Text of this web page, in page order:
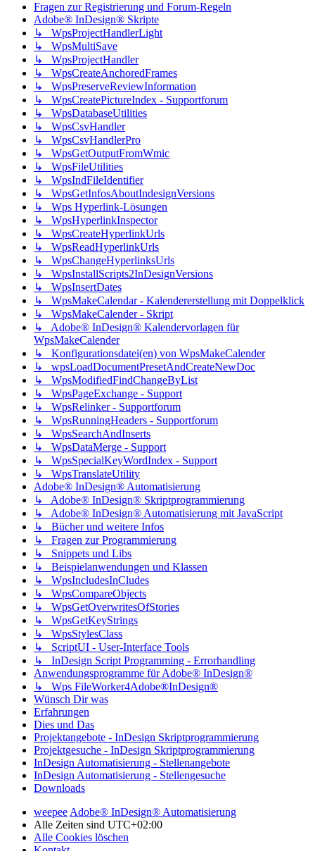
Fragen zur Registrierung und Forum-Regeln
Adobe® InDesign® Skripte
↳ WpsProjectHandlerLight
↳ WpsMultiSave
↳ WpsProjectHandler
↳ WpsCreateAnchoredFrames
↳ WpsPreserveReviewInformation
↳ WpsCreatePictureIndex - Supportforum
↳ WpsDatabaseUtilities
↳ WpsCsvHandler
↳ WpsCsvHandlerPro
↳ WpsGetOutputFromWmic
↳ WpsFileUtilities
↳ WpsIndFileIdentifier
↳ WpsGetInfosAboutIndesignVersions
↳ Wps Hyperlink-Lösungen
↳ WpsHyperlinkInspector
↳ WpsCreateHyperlinkUrls
↳ WpsReadHyperlinkUrls
↳ WpsChangeHyperlinksUrls
↳ WpsInstallScripts2InDesignVersions
↳ WpsInsertDates
↳ WpsMakeCalendar - Kalendererstellung mit Doppelklick
↳ WpsMakeCalender - Skript
↳ Adobe® InDesign® Kalendervorlagen für
WpsMakeCalender
↳ Konfigurationsdatei(en) von WpsMakeCalender
↳ wpsLoadDocumentPresetAndCreateNewDoc
↳ WpsModifiedFindChangeByList
↳ WpsPageExchange - Support
↳ WpsRelinker - Supportforum
↳ WpsRunningHeaders - Supportforum
↳ WpsSearchAndInserts
↳ WpsDataMerge - Support
↳ WpsSpecialKeyWordIndex - Support
↳ WpsTranslateUtility
Adobe® InDesign® Automatisierung
↳ Adobe® InDesign® Skriptprogrammierung
↳ Adobe® InDesign® Automatisierung mit JavaScript
↳ Bücher und weitere Infos
↳ Fragen zur Programmierung
↳ Snippets und Libs
↳ Beispielanwendungen und Klassen
↳ WpsIncludesInCludes
↳ WpsCompareObjects
↳ WpsGetOverwritesOfStories
↳ WpsGetKeyStrings
↳ WpsStylesClass
↳ ScriptUI - User-Interface Tools
↳ InDesign Script Programming - Errorhandling
Anwendungsprogramme für Adobe® InDesign®
↳ Wps FileWorker4Adobe®InDesign®
Wünsch Dir was
Erfahrungen
Dies und Das
Projektangebote - InDesign Skriptprogrammierung
Projektgesuche - InDesign Skriptprogrammierung
InDesign Automatisierung - Stellenangebote
InDesign Automatisierung - Stellengesuche
Downloads
weepeeAdobe® InDesign® Automatisierung
Alle Zeiten sind UTC+02:00
Alle Cookies löschen